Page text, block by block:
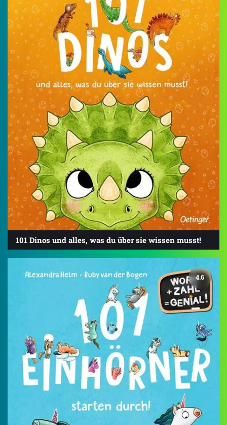
101 Dinos und alles, was du über sie wissen musst!
4.6